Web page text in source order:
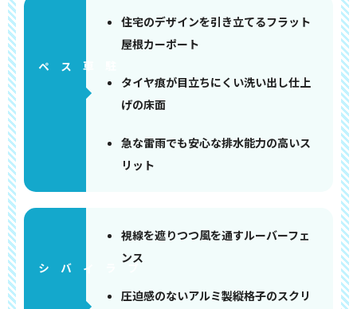
住宅のデザインを引き立てるフラット
屋根カーポート
タイヤ痕が目立ちにくい洗い出し仕上
げの床面
急な雷雨でも安心な排水能力の高いス
リット
視線を遮りつつ風を通すルーバーフェ
ンス
圧迫感のないアルミ製縦格子のスクリ